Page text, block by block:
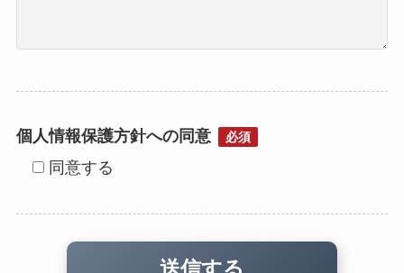
個人情報保護方針への同意 必須
同意する